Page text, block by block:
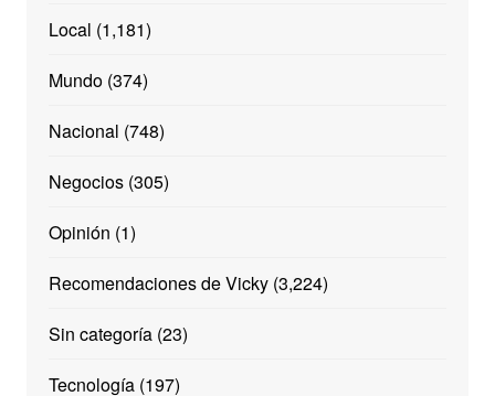
Local (1,181)
Mundo(374)
Nacional (748)
Negocios(305)
Opinión (1)
Recomendaciones de Vicky(3,224)
Sin categoría(23)
Tecnología(197)